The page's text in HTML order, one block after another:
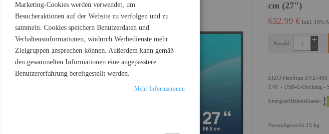
cm (27")
632,99 € Inkl. 19%
Anzahl
EIZO FlexScan
178° - USB-C-Docking -
Energieeffizienzklasse:
Versandgewicht:15 kg
Marketing-Cookies werden verwendet, um
Besucheraktionen auf der Website zu verfolgen und zu
sammeln. Cookies speichern Benutzerdaten und
Verhaltensinformationen, wodurch Werbedienste mehr
Zielgruppen ansprechen können. Außerdem kann gemäß
den gesammelten Informationen eine angepasstere
Benutzererfahrung bereitgestellt werden.
Mehr Informationen